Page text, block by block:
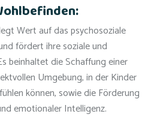
Wert auf das psychosoziale
fördert ihre soziale und
beinhaltet die Schaffung einer
Umgebung, in der Kinder
können, sowie die Förderung
emotionaler Intelligenz.